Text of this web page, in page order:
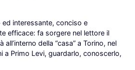
interessante, conciso e
efficace: fa sorgere nel lettore il
della “casa” a Torino, nel
a Primo Levi, guardarlo, conoscerlo,